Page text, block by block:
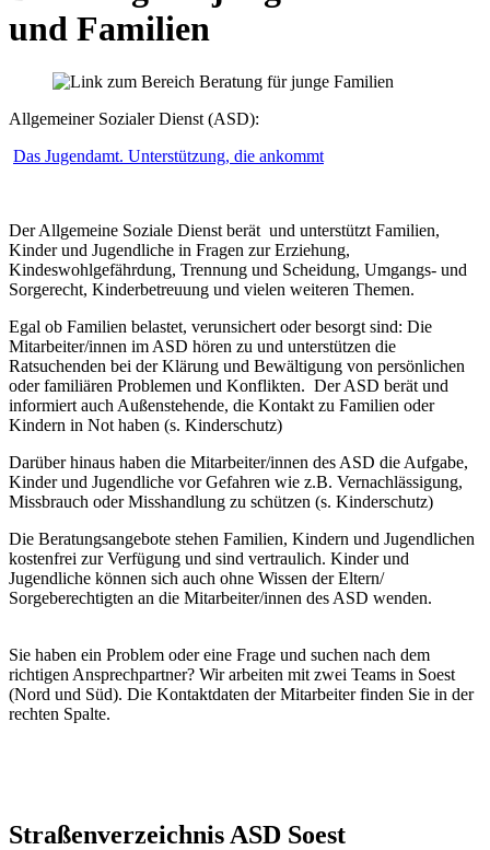
und Familien
Allgemeiner Sozialer Dienst (ASD):
Das Jugendamt. Unterstützung, die ankommt
Der Allgemeine Soziale Dienst berät und unterstützt Familien,
Kinder und Jugendliche in Fragen zur Erziehung,
Kindeswohlgefährdung, Trennung und Scheidung, Umgangs- und
Sorgerecht, Kinderbetreuung und vielen weiteren Themen.
Egal ob Familien belastet, verunsichert oder besorgt sind: Die
Mitarbeiter/innen im ASD hören zu und unterstützen die
Ratsuchenden bei der Klärung und Bewältigung von persönlichen
oder familiären Problemen und Konflikten. Der ASD berät und
informiert auch Außenstehende, die Kontakt zu Familien oder
Kindern in Not haben (s. Kinderschutz)
Darüber hinaus haben die Mitarbeiter/innen des ASD die Aufgabe,
Kinder und Jugendliche vor Gefahren wie z.B. Vernachlässigung,
Missbrauch oder Misshandlung zu schützen (s. Kinderschutz)
Die Beratungsangebote stehen Familien, Kindern und Jugendlichen
kostenfrei zur Verfügung und sind vertraulich. Kinder und
Jugendliche können sich auch ohne Wissen der Eltern/
Sorgeberechtigten an die Mitarbeiter/innen des ASD wenden.
Sie haben ein Problem oder eine Frage und suchen nach dem
richtigen Ansprechpartner? Wir arbeiten mit zwei Teams in Soest
(Nord und Süd). Die Kontaktdaten der Mitarbeiter finden Sie in der
rechten Spalte.
Straßenverzeichnis ASD Soest